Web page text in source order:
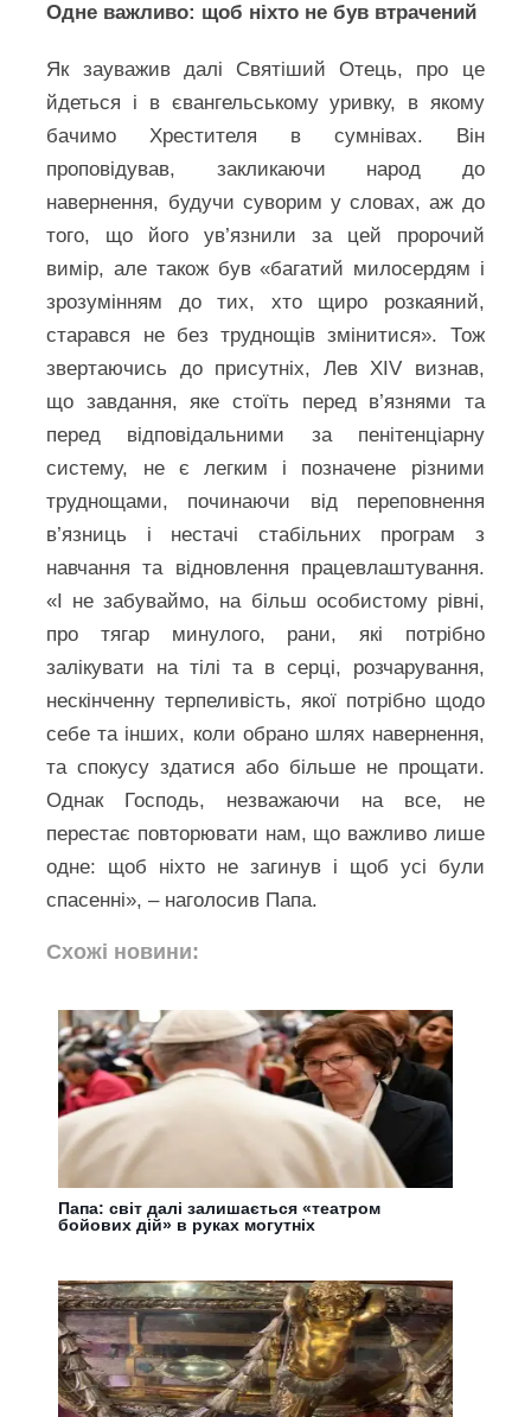
Одне важливо: щоб ніхто не був втрачений
Як зауважив далі Святіший Отець, про це
йдеться і в євангельському уривку, в якому
бачимо Хрестителя в сумнівах. Він
проповідував, закликаючи народ до
навернення, будучи суворим у словах, аж до
того, що його ув’язнили за цей пророчий
вимір, але також був «багатий милосердям і
зрозумінням до тих, хто щиро розкаяний,
старався не без труднощів змінитися». Тож
звертаючись до присутніх, Лев XIV визнав,
що завдання, яке стоїть перед в’язнями та
перед відповідальними за пенітенціарну
систему, не є легким і позначене різними
труднощами, починаючи від переповнення
в’язниць і нестачі стабільних програм з
навчання та відновлення працевлаштування.
«І не забуваймо, на більш особистому рівні,
про тягар минулого, рани, які потрібно
залікувати на тілі та в серці, розчарування,
нескінченну терпеливість, якої потрібно щодо
себе та інших, коли обрано шлях навернення,
та спокусу здатися або більше не прощати.
Однак Господь, незважаючи на все, не
перестає повторювати нам, що важливо лише
одне: щоб ніхто не загинув і щоб усі були
спасенні», – наголосив Папа.
Схожі новини:
Папа: світ далі залишається «театром
бойових дій» в руках могутніх